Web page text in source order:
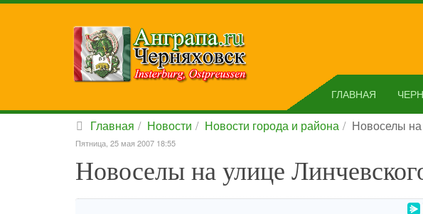
ГЛАВНАЯ
Главная Новости Новости города и района Новоселы на
Пятница, 25 мая 2007 18:55
Новоселы на улице